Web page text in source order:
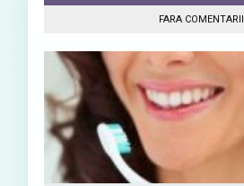
FARA COMENTARII